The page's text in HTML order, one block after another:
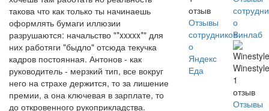
такова что как только ты начинаешь
оформлять бумаги иллюзии
разрушаются: начальство "*xxxxx*" для
них работяги "быдло" отсюда текучка
кадров постоянная. Антонов - как
руководитель - мерзкий тип, все вокруг
него на страхе держится, то за лишение
премии, а она ключевая в зарплате, то
до откровенного рукоприкладства.
отзыв
Отзывы
сотрудников
о
Яндекс
Еда
о
Винлаб
1
отзыв
Отзывы